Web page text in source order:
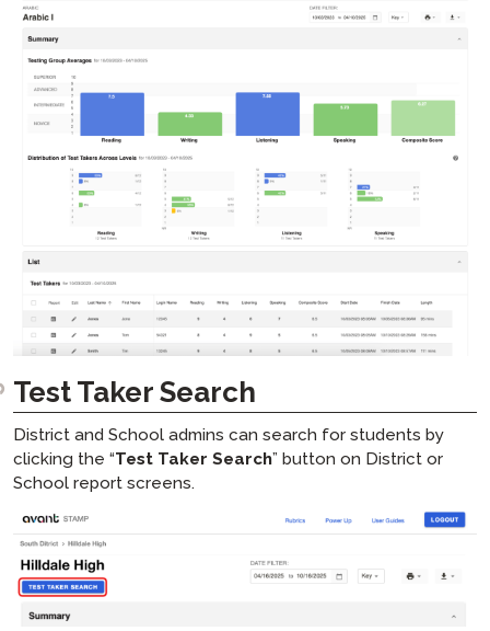
Test Taker Search
District and School admins can search for students by
clicking the “Test Taker Search” button on District or
School report screens.